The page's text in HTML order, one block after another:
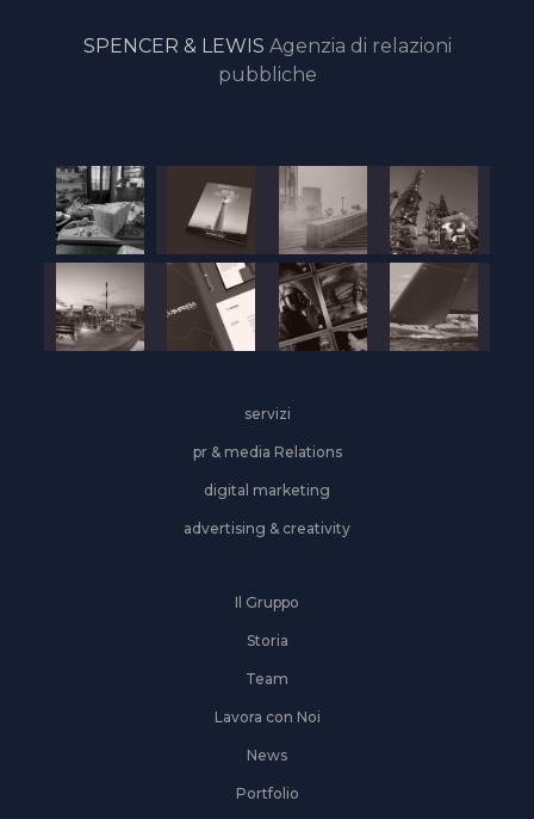
SPENCER & LEWIS Agenzia di relazioni
pubbliche
servizi
pr & media Relations
digital marketing
advertising & creativity
Il Gruppo
Storia
Team
Lavora con Noi
News
Portfolio